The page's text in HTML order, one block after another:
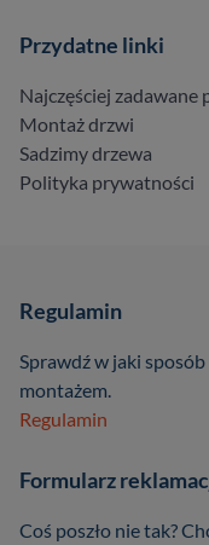
Przydatne linki
Najczęściej zadawane
Montaż drzwi
Sadzimy drzewa
Polityka prywatności
Regulamin
Sprawdź w jaki
montażem.
Regulamin
Formularz
Coś poszło nie tak?